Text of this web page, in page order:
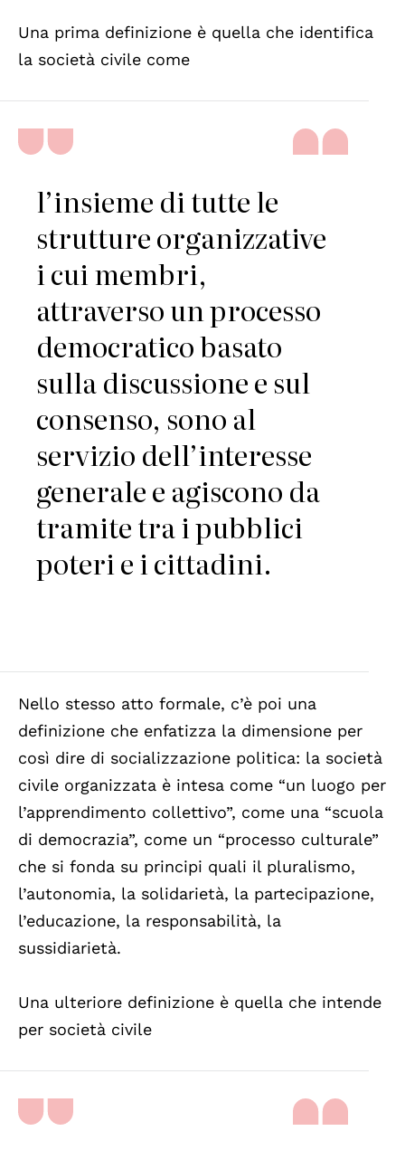
Una prima definizione è quella che identifica
la società civile come
l’insieme di tutte le
strutture organizzative
i cui membri,
attraverso un processo
democratico basato
sulla discussione e sul
consenso, sono al
servizio dell’interesse
generale e agiscono da
tramite tra i pubblici
poteri e i cittadini.
Nello stesso atto formale, c’è poi una
definizione che enfatizza la dimensione per
così dire di socializzazione politica: la società
civile organizzata è intesa come “un luogo per
l’apprendimento collettivo”, come una “scuola
di democrazia”, come un “processo culturale”
che si fonda su principi quali il pluralismo,
l’autonomia, la solidarietà, la partecipazione,
l’educazione, la responsabilità, la
sussidiarietà.
Una ulteriore definizione è quella che intende
per società civile